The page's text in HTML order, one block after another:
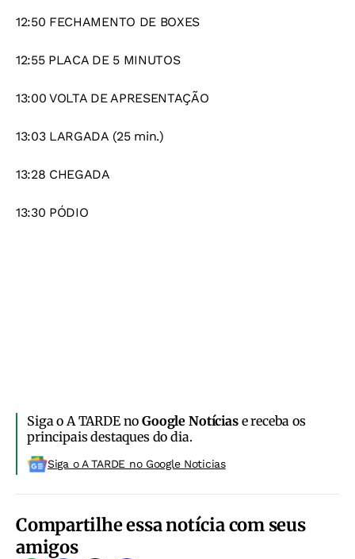
12:50 FECHAMENTO DE BOXES
12:55 PLACA DE 5 MINUTOS
13:00 VOLTA DE APRESENTAÇÃO
13:03 LARGADA (25 min.)
13:28 CHEGADA
13:30 PÓDIO
Siga o A TARDE noGoogle Notíciase receba os
principais destaques do dia.
Siga o A TARDE no Google Noticias
Compartilhe essa notícia com seus
amigos